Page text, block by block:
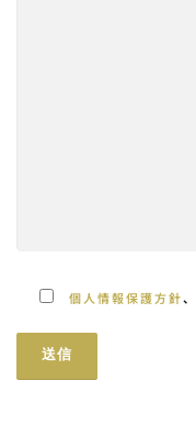
個人情報保護方針、